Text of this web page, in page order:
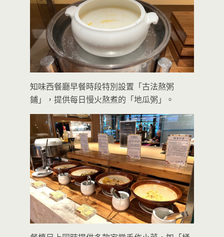
知味西餐廳早餐時段特別設置「古法熬粥
鋪」，提供每日慢火熬煮的「地瓜粥」。